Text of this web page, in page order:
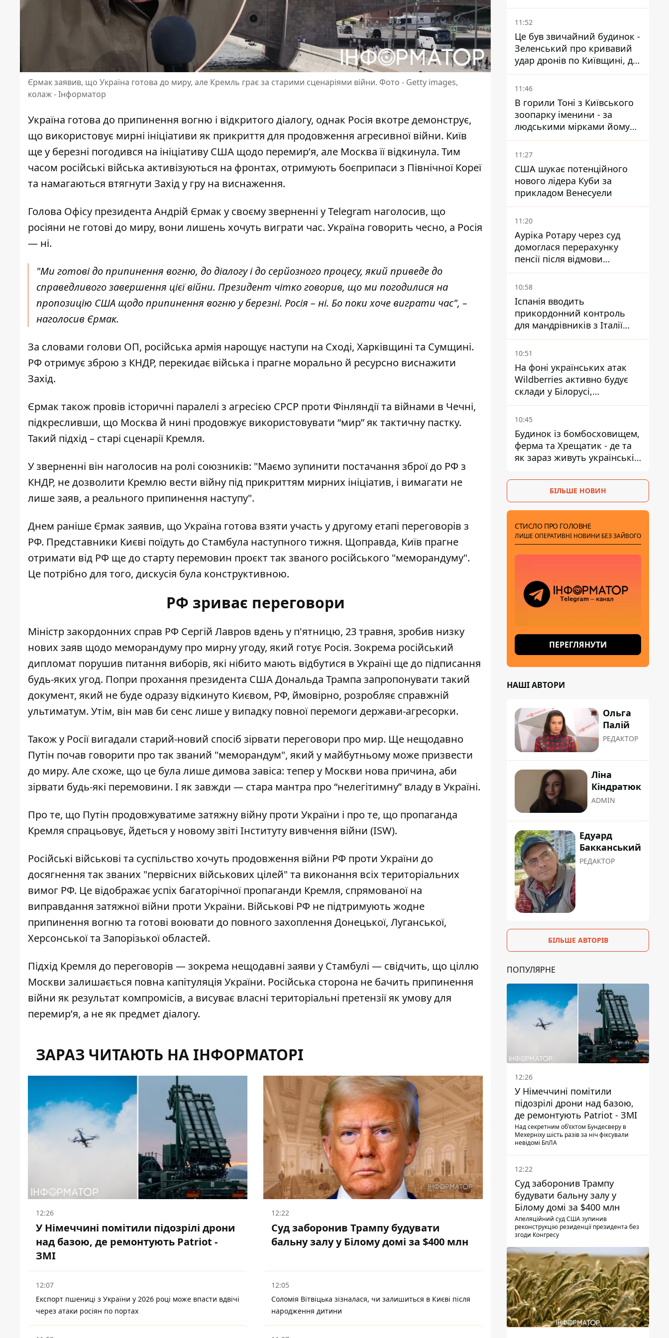
Єрмак заявив, що Україна готова до миру, але Кремль грає за старими сценаріями війни. Фото - Getty images,
колаж - Інформатор
Україна готова до припинення вогню і відкритого діалогу, однак Росія вкотре демонструє,
що використовує мирні ініціативи як прикриття для продовження агресивної війни. Київ
ще у березні погодився на ініціативу США щодо перемир’я, але Москва її відкинула. Тим
часом російські війська активізуються на фронтах, отримують боєприпаси з Північної Кореї
та намагаються втягнути Захід у гру на виснаження.
Голова Офісу президента Андрій Єрмак у своєму зверненні уTelegram наголосив, що
росіяни не готові до миру, вони лишень хочуть виграти час. Україна говорить чесно, а Росія
— ні.
"Ми готові до припинення вогню, до діалогу і до серйозного процесу, який приведе до
справедливого завершення цієї війни. Президент чітко говорив, що ми погодилися на
пропозицію США щодо припинення вогню у березні. Росія – ні. Бо поки хоче виграти час", –
наголосив Єрмак.
За словами голови ОП, російська армія нарощує наступи на Сході, Харківщині та Сумщині.
РФ отримує зброю з КНДР, перекидає війська і прагне морально й ресурсно виснажити
Захід.
Єрмак також провів історичні паралелі з агресією СРСР проти Фінляндії та війнами в Чечні,
підкресливши, що Москва й нині продовжує використовувати “мир” як тактичну пастку.
Такий підхід – старі сценарії Кремля.
У зверненні він наголосив на ролі союзників: "Маємо зупинити постачання зброї до РФ з
КНДР, не дозволити Кремлю вести війну під прикриттям мирних ініціатив, і вимагати не
лише заяв, а реального припинення наступу".
Днем раніше Єрмак заявив, що Україна готова взяти участь у другому етапі переговорів з
РФ. Представники Києві поїдуть до Стамбула наступного тижня. Щоправда, Київ прагне
отримати від РФ ще до старту перемовин проєкт так званого російського "меморандуму".
Це потрібно для того, дискусія була конструктивною.
РФ зриває переговори
Міністр закордонних справ РФ Сергій Лавров вдень у п'ятницю, 23 травня, зробив низку
нових заяв щодо меморандуму про мирну угоду, який готує Росія. Зокрема російський
дипломат порушив питання виборів, які нібито мають відбутися в Україні ще до підписання
будь-яких угод. Попри прохання президента США Дональда Трампа запропонувати такий
документ, який не буде одразу відкинуто Києвом, РФ, ймовірно, розробляє справжній
ультиматум. Утім, він мав би сенс лише у випадку повної перемоги держави-агресорки.
Також у Росіївигадали старий-новий спосіб зірвати переговори про мир. Ще нещодавно
Путін почав говорити про так званий "меморандум", який у майбутньому може призвести
до миру. Але схоже, що це була лише димова завіса: тепер у Москви нова причина, аби
зірвати будь-які перемовини. І як завжди — стара мантра про “нелегітимну” владу в Україні.
Про те, що Путін продовжуватиме затяжну війну проти України і про те, що пропаганда
Кремля спрацьовує, йдеться у новому звіті Інституту вивчення війни (ISW).
Російські військові та суспільство хочуть продовження війни РФ проти України до
досягнення так званих "первісних військових цілей" та виконання всіх територіальних
вимог РФ. Це відображає успіх багаторічної пропаганди Кремля, спрямованої на
виправдання затяжної війни проти України. Військові РФ не підтримують жодне
припинення вогню та готові воювати до повного захоплення Донецької, Луганської,
Херсонської та Запорізької областей.
Підхід Кремля до переговорів — зокрема нещодавні заяви у Стамбулі — свідчить, що ціллю
Москви залишається повна капітуляція України. Російська сторона не бачить припинення
війни як результат компромісів, а висуває власні територіальні претензії як умову для
перемир’я, а не як предмет діалогу.
ЗАРАЗ ЧИТАЮТЬ НА ІНФОРМАТОРІ
12:26
У Німеччині помітили підозрілі дрони
над базою, де ремонтують Patriot -
ЗМІ
12:22
Суд заборонив Трампу будувати
бальну залу у Білому домі за $400 млн
12:07
Експорт пшениці з України у 2026 році може впасти вдвічі
через атаки росіян по портах
12:05
Соломія Вітвіцька зізналася, чи залишиться в Києві після
народження дитини
11:52
Це був звичайний будинок -
Зеленський про кривавий
удар дронів по Київщині, де
загинули дідусь, бабуся та їх
малолітній онук
11:46
В горили Тоні з Київського
зоопарку іменини - за
людськими мірками йому
вже понад 90 років
11:27
США шукає потенційного
нового лідера Куби за
прикладом Венесуели
11:20
Ауріка Ротару через суд
домоглася перерахунку
пенсії після відмови
Пенсійного фонду
10:58
Іспанія вводить
прикордонний контроль
для мандрівників з Італії
через міграційний конфлікт
10:51
На фоні українських атак
Wildberries активно будує
склади у Білорусі,
Казахстані, Узбекистані
10:45
Будинок із бомбосховищем,
ферма та Хрещатик - де та
як зараз живуть українські
БІЛЬШЕ НОВИН
СТИСЛО ПРО ГОЛОВНЕ
ЛИШЕ ОПЕРАТИВНІ НОВИНИ БЕЗ ЗАЙВОГО
ПЕРЕГЛЯНУТИ
НАШІ АВТОРИ
Ольга
Палій
РЕДАКТОР
Ліна
Кіндратюк
ADMIN
Едуард
Бакканський
РЕДАКТОР
БІЛЬШЕ АВТОРІВ
ПОПУЛЯРНЕ
12:26
У Німеччині помітили
підозрілі дрони над базою,
де ремонтують Patriot - ЗМІ
Над секретним об'єктом Бундесверу в
Мехерніху шість разів за ніч фіксували
невідомі БпЛА
12:22
Суд заборонив Трампу
будувати бальну залу у
Білому домі за $400 млн
Апеляційний суд США зупинив
реконструкцію резиденції президента без
згоди Конгресу